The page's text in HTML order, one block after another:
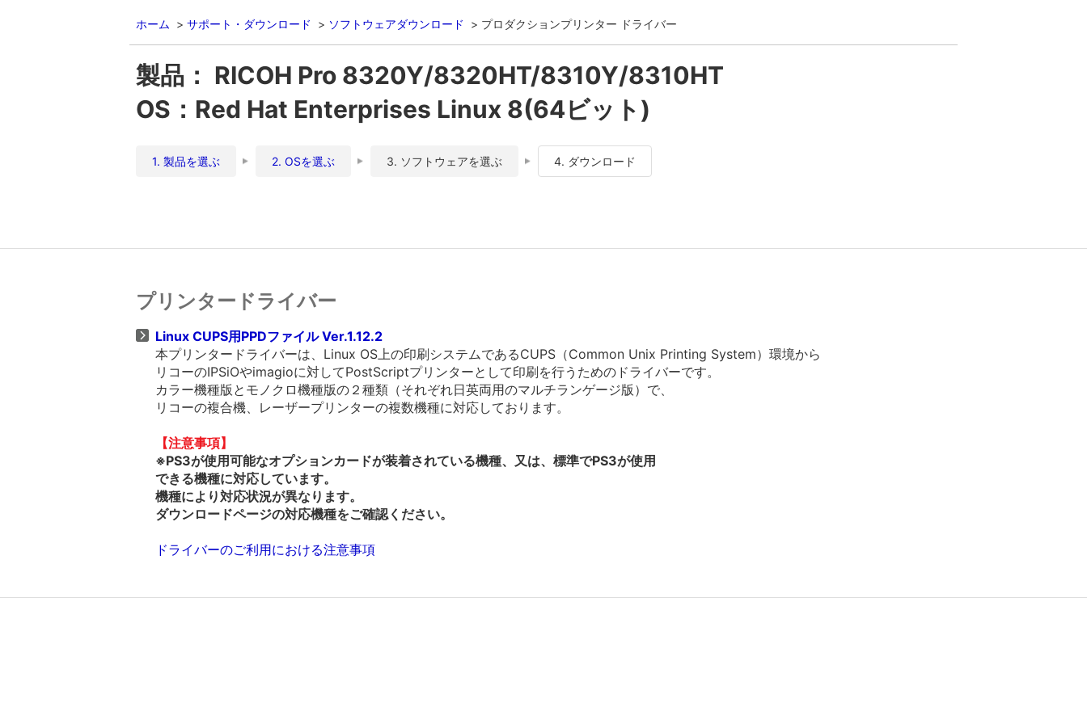
ホーム サポート・ダウンロード ソフトウェアダウンロード プロダクションプリンター ドライバー
製品： RICOH Pro 8320Y/8320HT/8310Y/8310HT
OS：Red Hat Enterprises Linux 8(64ビット)
1. 製品を選ぶ 2. OSを選ぶ 3. ソフトウェアを選ぶ 4. ダウンロード
プリンタードライバー
Linux CUPS用PPDファイル Ver.1.12.2
本プリンタードライバーは、Linux OS上の印刷システムであるCUPS（Common Unix Printing System）環境から
リコーのIPSiOやimagioに対してPostScriptプリンターとして印刷を行うためのドライバーです。
カラー機種版とモノクロ機種版の２種類（それぞれ日英両用のマルチランゲージ版）で、
リコーの複合機、レーザープリンターの複数機種に対応しております。
【注意事項】
※PS3が使用可能なオプションカードが装着されている機種、又は、標準でPS3が使用
できる機種に対応しています。
機種により対応状況が異なります。
ダウンロードページの対応機種をご確認ください。
ドライバーのご利用における注意事項